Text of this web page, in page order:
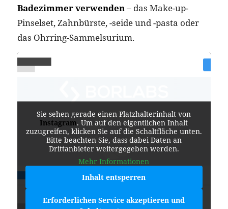
Badezimmer verwenden– das Make-up-
Pinselset, Zahnbürste, -seide und -pasta oder
das Ohrring-Sammelsurium.
Sie sehen gerade einen Platzhalterinhalt von
Instagram. Um auf den eigentlichen Inhalt
zuzugreifen, klicken Sie auf die Schaltfläche unten.
Bitte beachten Sie, dass dabei Daten an
Drittanbieter weitergegeben werden.
Mehr Informationen
Inhalt entsperren
Erforderlichen Service akzeptieren und